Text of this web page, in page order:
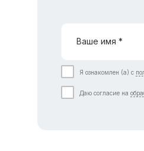
Ваше имя *
Я ознакомлен (а) с
Даю согласие на